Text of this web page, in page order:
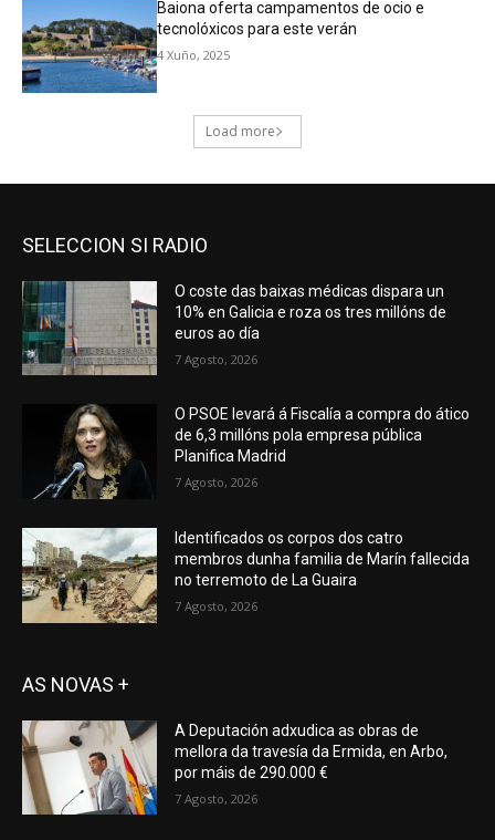
SELECCION SI RADIO
O coste das baixas médicas dispara un
10% en Galicia e roza os tres millóns de
euros ao día
7 Agosto, 2026
O PSOE levará á Fiscalía a compra do ático
de 6,3 millóns pola empresa pública
Planifica Madrid
7 Agosto, 2026
Identificados os corpos dos catro
membros dunha familia de Marín fallecida
no terremoto de La Guaira
7 Agosto, 2026
AS NOVAS +
A Deputación adxudica as obras de
mellora da travesía da Ermida, en Arbo,
por máis de 290.000 €
7 Agosto, 2026